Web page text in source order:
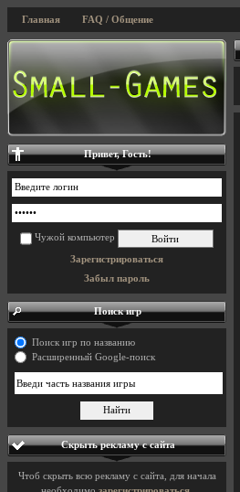
Главная FAQ / Общение
Привет, Гость!
Чужой компьютер
Зарегистрироваться
Забыл пароль
Поиск игр
Поиск игр по названию
Расширенный Google-поиск
Скрыть рекламу с сайта
Чтоб скрыть всю рекламу с сайта, для начала